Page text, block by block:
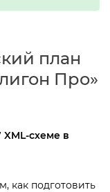
план
Про»
XML-схеме
как подготовить